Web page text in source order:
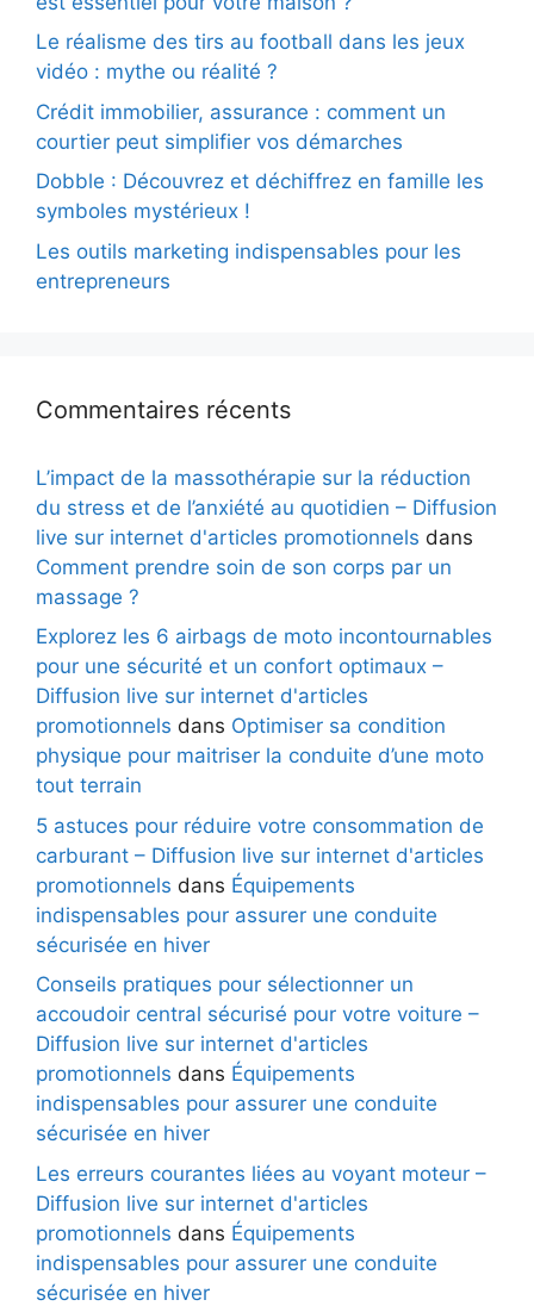
Le réalisme des tirs au football dans les jeux
vidéo : mythe ou réalité ?
Crédit immobilier, assurance : comment un
courtier peut simplifier vos démarches
Dobble : Découvrez et déchiffrez en famille les
symboles mystérieux !
Les outils marketing indispensables pour les
entrepreneurs
Commentaires récents
L’impact de la massothérapie sur la réduction
du stress et de l’anxiété au quotidien – Diffusion
live sur internet d'articles promotionnels dans
Comment prendre soin de son corps par un
massage ?
Explorez les 6 airbags de moto incontournables
pour une sécurité et un confort optimaux –
Diffusion live sur internet d'articles
promotionnels dans Optimiser sa condition
physique pour maitriser la conduite d’une moto
tout terrain
5 astuces pour réduire votre consommation de
carburant – Diffusion live sur internet d'articles
promotionnels dans Équipements
indispensables pour assurer une conduite
sécurisée en hiver
Conseils pratiques pour sélectionner un
accoudoir central sécurisé pour votre voiture –
Diffusion live sur internet d'articles
promotionnels dans Équipements
indispensables pour assurer une conduite
sécurisée en hiver
Les erreurs courantes liées au voyant moteur –
Diffusion live sur internet d'articles
promotionnels dans Équipements
indispensables pour assurer une conduite
sécurisée en hiver